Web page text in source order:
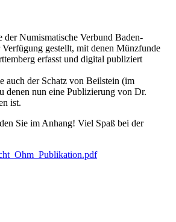
der Numismatische Verbund Baden-
gestellt, mit denen Münzfunde
erfasst und digital publiziert
auch der Schatz von Beilstein (im
denen nun eine Publizierung von Dr.
ist.
Sie im Anhang! Viel Spaß bei der